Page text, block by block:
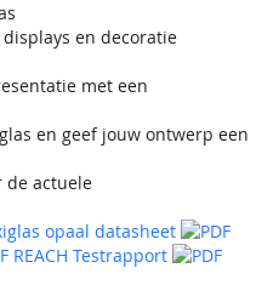
en decoratie
met een
en geef jouw ontwerp een
de actuele
opaal datasheet
REACH Testrapport